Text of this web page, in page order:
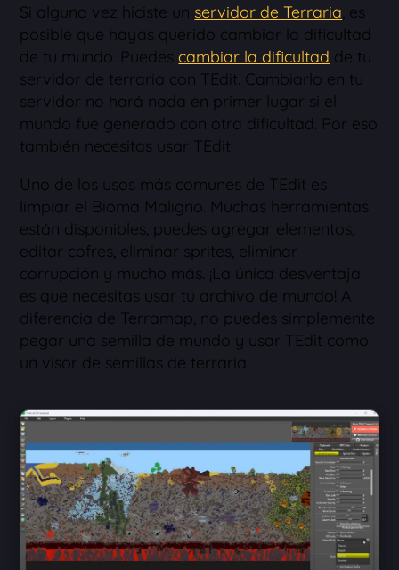
Si alguna vez hiciste un servidor de Terraria, es
posible que hayas querido cambiar la dificultad
de tu mundo. Puedescambiar la dificultad de tu
servidor de terraria con TEdit. Cambiarlo en tu
servidor no hará nada en primer lugar si el
mundo fue generado con otra dificultad. Por eso
también necesitas usar TEdit.
Uno de los usos más comunes de TEdit es
limpiar el Bioma Maligno. Muchas herramientas
están disponibles, puedes agregar elementos,
editar cofres, eliminar sprites, eliminar
corrupción y mucho más. ¡La única desventaja
es que necesitas usar tu archivo de mundo! A
diferencia de Terramap, no puedes simplemente
pegar una semilla de mundo y usar TEdit como
un visor de semillas de terraria.